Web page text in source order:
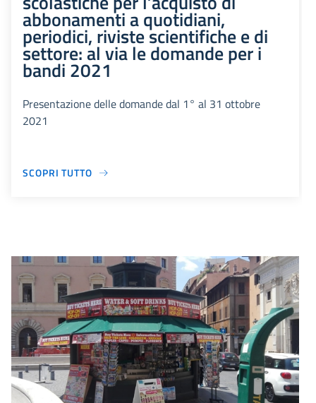
abbonamenti a quotidiani,
periodici, riviste scientifiche e di
settore: al via le domande per i
bandi 2021
Presentazione delle domande dal 1° al 31 ottobre
2021
SCOPRI TUTTO